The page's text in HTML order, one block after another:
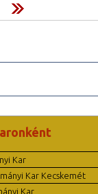
Kar
Kar Kecskemét
Kar